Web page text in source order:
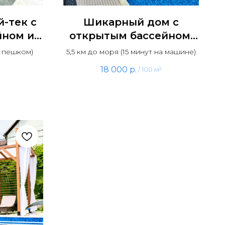
тек с
и
пешком)
Шикарный дом с
открытым бассейном,
сауной и панорамным
видом
5,5 км до моря (15 минут на машине)
18 000 р. / 100 м²